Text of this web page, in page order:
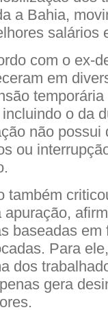
a Bahia,
salários
com o ex-
em
o da
não possui
ou
também
apuração,
baseadas em
Para
dos
gera